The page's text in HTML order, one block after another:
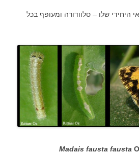
היחידי שלו – סלוודורה ומעופף בכל
Madais fausta fausta